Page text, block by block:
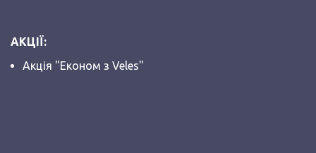
АКЦІЇ:
Акція "Економ з Veles"